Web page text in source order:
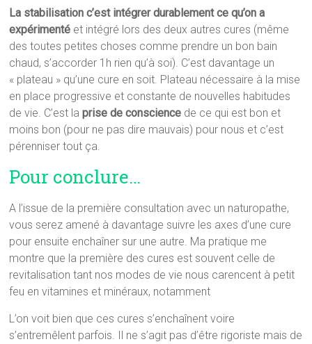
La stabilisation c’est intégrer durablement ce qu’on a
expérimenté et intégré lors des deux autres cures (même
des toutes petites choses comme prendre un bon bain
chaud, s’accorder 1h rien qu’à soi). C’est davantage un
« plateau » qu’une cure en soit. Plateau nécessaire à la mise
en place progressive et constante de nouvelles habitudes
de vie. C’est laprise de conscience de ce qui est bon et
moins bon (pour ne pas dire mauvais) pour nous et c’est
pérenniser tout ça.
Pour conclure…
A l’issue de la première consultation avec un naturopathe,
vous serez amené à davantage suivre les axes d’une cure
pour ensuite enchaîner sur une autre. Ma pratique me
montre que la première des cures est souvent celle de
revitalisation tant nos modes de vie nous carencent à petit
feu en vitamines et minéraux, notamment
L’on voit bien que ces cures s’enchaînent voire
s’entremêlent parfois. Il ne s’agit pas d’être rigoriste mais de